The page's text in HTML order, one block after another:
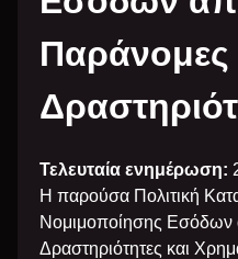
Παράνομες
Τελευταία ενημέρωση:
Η παρούσα Πολιτική
Νομιμοποίησης
Δραστηριότητες και